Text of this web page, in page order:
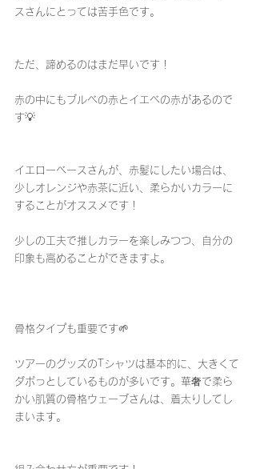
スさんにとっては苦手色です。
ただ、諦めるのはまだ早いです！
赤の中にもブルベの赤とイエベの赤があるので
す💡
イエローベースさんが、赤髪にしたい場合は、
少しオレンジや赤茶に近い、柔らかいカラーに
することがオススメです！
少しの工夫で推しカラーを楽しみつつ、自分の
印象も高めることができますよ。
骨格タイプも重要です🌱
ツアーのグッズのTシャツは基本的に、大きくて
ダボっとしているものが多いです。華奢で柔ら
かい肌質の骨格ウェーブさんは、着太りしてし
まいます。